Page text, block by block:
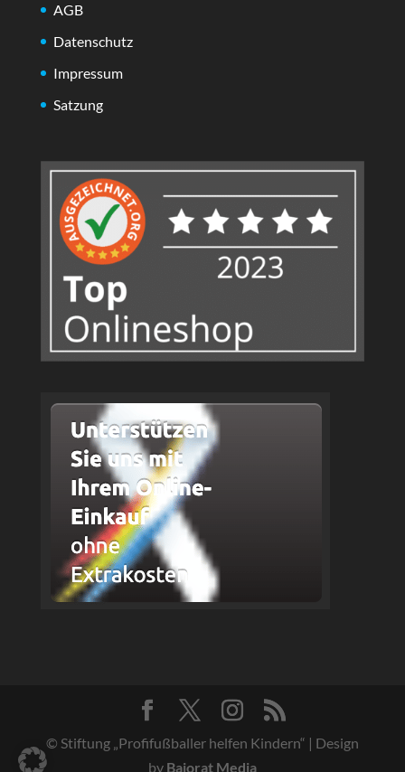
AGB
Datenschutz
Impressum
Satzung
© Stiftung „Profifußballer helfen Kindern“ | Design
by Bajorat Media